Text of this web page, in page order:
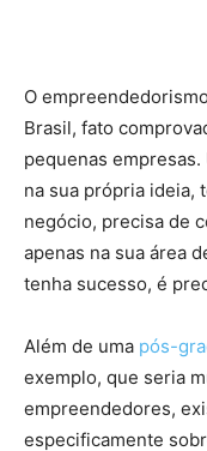
O
Brasil, fato
pequenas
na sua própria ideia,
negócio, precisa de
apenas na sua área
tenha sucesso, é
Além de uma pós-
exemplo, que seria
empreendedores,
especificamente